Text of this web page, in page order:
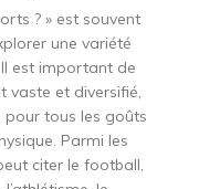
? » est souvent
une variété
est important de
vaste et diversifié,
pour tous les goûts
Parmi les
citer le football,